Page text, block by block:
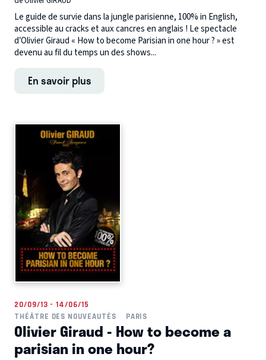
Le guide de survie dans la jungle parisienne, 100% in English,
accessible au cracks et aux cancres en anglais ! Le spectacle
d’Olivier Giraud « How to become Parisian in one hour ? » est
devenu au fil du temps un des shows...
En savoir plus
20/09/13 - 14/06/15
THÉÂTRE DES NOUVEAUTÉS
PARIS
Olivier Giraud - How to become a
parisian in one hour?